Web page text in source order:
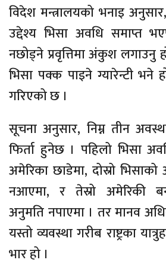
विदेश मन्त्रालयको भनाइ
उद्देश्य भिसा अवधि समाप्त
नछोड्ने प्रवृत्तिमा अंकुश लगाउनु
भिसा पक्क पाइने ग्यारेन्टी
गरिएको छ ।
सूचना अनुसार, निम्न तीन
फिर्ता हुनेछ । पहिलो भिसा
अमेरिका छाडेमा, दोस्रो
नआएमा, र तेस्रो अमेरिकी
अनुमति नपाएमा । तर मानव
यस्तो व्यवस्था गरीब राष्ट्रका
भार हो ।